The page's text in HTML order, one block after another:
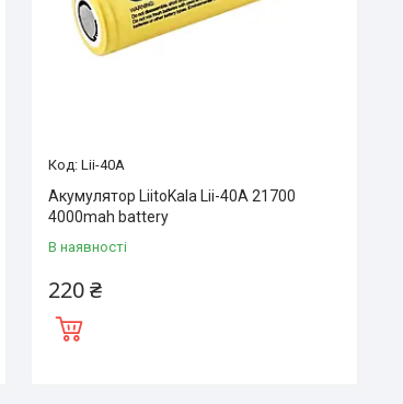
Lii-40A
Акумулятор LiitoKala Lii-40A 21700
4000mah battery
В наявності
220 ₴